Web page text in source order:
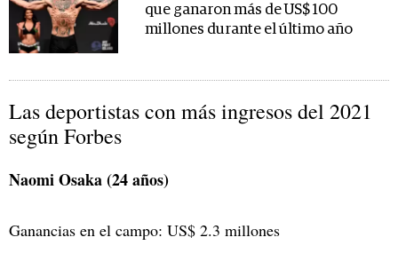
que ganaron más de US$ 100
millones durante el último año
Las deportistas con más ingresos del 2021
según Forbes
Naomi Osaka (24 años)
Ganancias en el campo: US$ 2.3 millones